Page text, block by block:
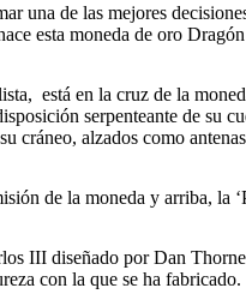
una de las mejores
esta moneda de oro
está en la cruz de la
serpenteante de su
cráneo, alzados como
de la moneda y arriba, la
III diseñado por Dan
con la que se ha fabricado.